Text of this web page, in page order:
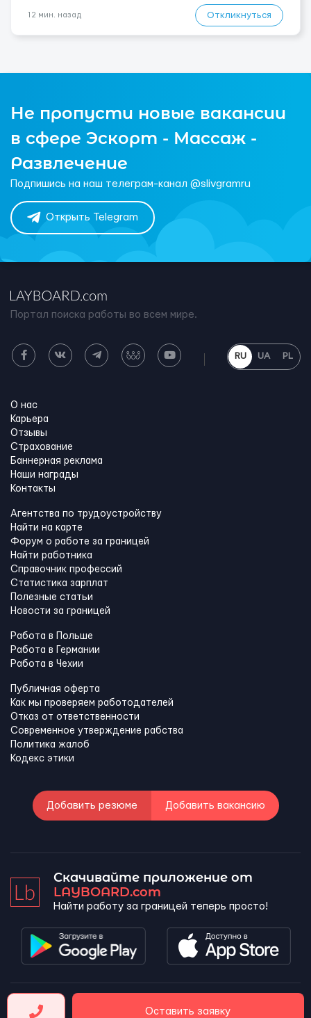
Оставить заявку
12 мин. назад Откликнуться
Не пропусти новые вакансии
в сфере Эскорт - Массаж -
Развлечение
Подпишись на наш телеграм-канал @slivgramru
Открыть Telegram
Портал поиска работы во всем мире.
RU UA PL
О нас
Карьера
Отзывы
Страхование
Баннерная реклама
Наши награды
Контакты
Агентства по трудоустройству
Найти на карте
Форум о работе за границей
Найти работника
Справочник профессий
Статистика зарплат
Полезные статьи
Новости за границей
Работа в Польше
Работа в Германии
Работа в Чехии
Публичная оферта
Как мы проверяем работодателей
Отказ от ответственности
Современное утверждение рабства
Политика жалоб
Кодекс этики
Добавить резюме Добавить вакансию
Скачивайте приложение от
LAYBOARD.com
Найти работу за границей теперь просто!
LAYBOARD, SL Copyright 2026 ©